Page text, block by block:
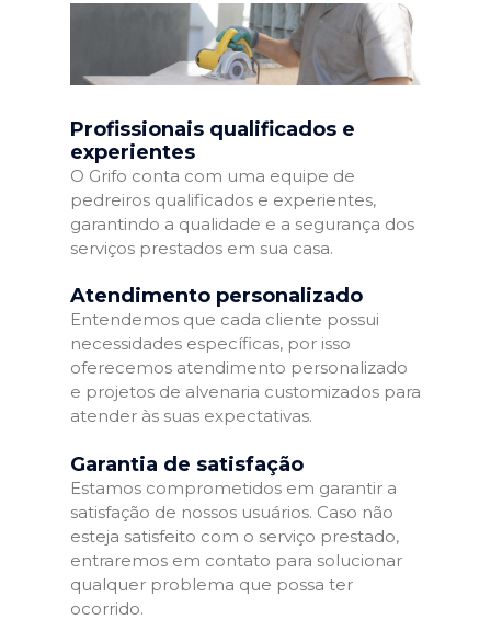
Profissionais qualificados e
experientes
O Grifo conta com uma equipe de
pedreiros qualificados e experientes,
garantindo a qualidade e a segurança dos
serviços prestados em sua casa.
Atendimento personalizado
Entendemos que cada cliente possui
necessidades específicas, por isso
oferecemos atendimento personalizado
e projetos de alvenaria customizados para
atender às suas expectativas.
Garantia de satisfação
Estamos comprometidos em garantir a
satisfação de nossos usuários. Caso não
esteja satisfeito com o serviço prestado,
entraremos em contato para solucionar
qualquer problema que possa ter
ocorrido.